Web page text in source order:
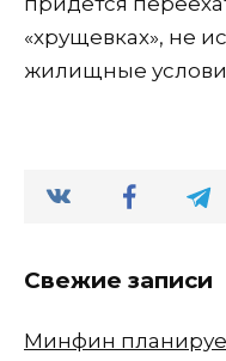
«хрущевках», не
жилищные
Свежие записи
Минфин